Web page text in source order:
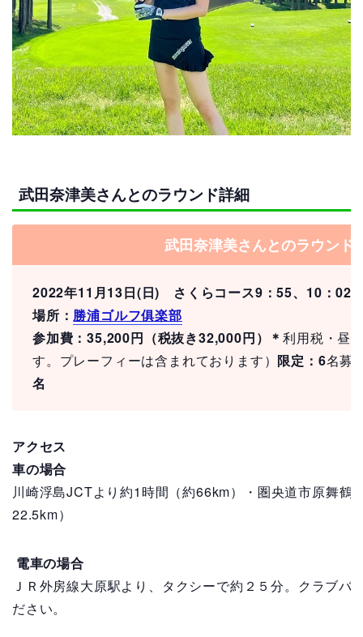
武田奈津美さんとのラウンド詳細
武田奈津美さんとのラウンド
2022年11月13日(日) さくらコース9 ：55、 10 ：02
場所： 勝浦ゴルフ俱楽部
参加費：35,200円（税抜き32,000円）＊利用税・昼
す。プレーフィーは含まれております） 限定：6名募
名
アクセス
車の場合
川崎浮島JCTより約1時間（約66km）・圏央道市原舞鶴
22.5km）
電車の場合
ＪＲ外房線大原駅より、タクシーで約２５分。クラブバ
ださい。